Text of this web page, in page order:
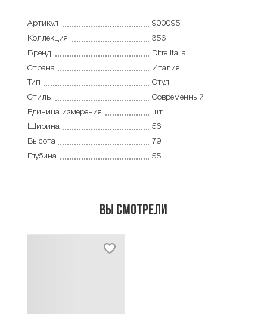
Артикул
900095
Коллекция
356
Бренд
Ditre Italia
Страна
Италия
Тип
Стул
Стиль
Современный
Единица измерения
шт
Ширина
56
Высота
79
Глубина
55
Вы смотрели